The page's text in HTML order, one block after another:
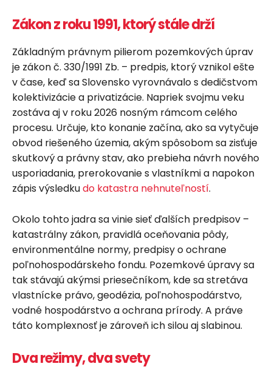
Zákon z roku 1991, ktorý stále drží
Základným právnym pilierom pozemkových úprav
je zákon č. 330/1991 Zb. – predpis, ktorý vznikol ešte
v čase, keď sa Slovensko vyrovnávalo s dedičstvom
kolektivizácie a privatizácie. Napriek svojmu veku
zostáva aj v roku 2026 nosným rámcom celého
procesu. Určuje, kto konanie začína, ako sa vytyčuje
obvod riešeného územia, akým spôsobom sa zisťuje
skutkový a právny stav, ako prebieha návrh nového
usporiadania, prerokovanie s vlastníkmi a napokon
zápis výsledkudo katastra nehnuteľností.
Okolo tohto jadra sa vinie sieť ďalších predpisov –
katastrálny zákon, pravidlá oceňovania pôdy,
environmentálne normy, predpisy o ochrane
poľnohospodárskeho fondu. Pozemkové úpravy sa
tak stávajú akýmsi priesečníkom, kde sa stretáva
vlastnícke právo, geodézia, poľnohospodárstvo,
vodné hospodárstvo a ochrana prírody. A práve
táto komplexnosť je zároveň ich silou aj slabinou.
Dva režimy, dva svety